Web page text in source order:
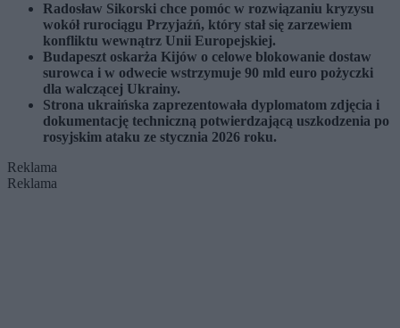
Radosław Sikorski chce pomóc w rozwiązaniu kryzysu
wokół rurociągu Przyjaźń, który stał się zarzewiem
konfliktu wewnątrz Unii Europejskiej.
Budapeszt oskarża Kijów o celowe blokowanie dostaw
surowca i w odwecie wstrzymuje 90 mld euro pożyczki
dla walczącej Ukrainy.
Strona ukraińska zaprezentowała dyplomatom zdjęcia i
dokumentację techniczną potwierdzającą uszkodzenia po
rosyjskim ataku ze stycznia 2026 roku.
Reklama
Reklama